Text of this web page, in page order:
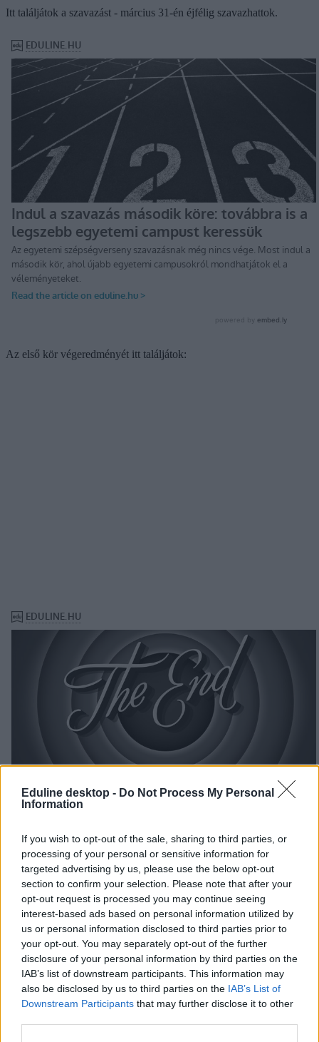
Eduline desktop - Do Not Process My Personal
Information
If you wish to opt-out of the sale, sharing to third parties, or
processing of your personal or sensitive information for
targeted advertising by us, please use the below opt-out
section to confirm your selection. Please note that after your
opt-out request is processed you may continue seeing
interest-based ads based on personal information utilized by
us or personal information disclosed to third parties prior to
your opt-out. You may separately opt-out of the further
disclosure of your personal information by third parties on the
IAB’s list of downstream participants. This information may
also be disclosed by us to third parties on the IAB’s List of
Downstream Participants that may further disclose it to other
Itt találjátok a szavazást - március 31-én éjfélig szavazhattok.
Az első kör végeredményét itt találjátok: